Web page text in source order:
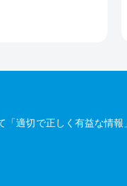
適切で正しく有益な情報